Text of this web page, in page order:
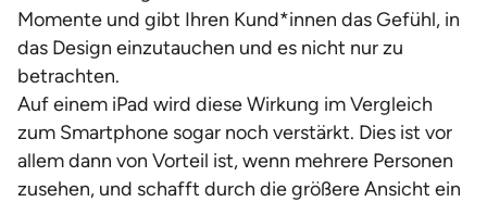
Momente und gibt Ihren Kund*innen das Gefühl, in
das Design einzutauchen und es nicht nur zu
betrachten.
Auf einem iPad wird diese Wirkung im Vergleich
zum Smartphone sogar noch verstärkt. Dies ist vor
allem dann von Vorteil ist, wenn mehrere Personen
zusehen, und schafft durch die größere Ansicht ein